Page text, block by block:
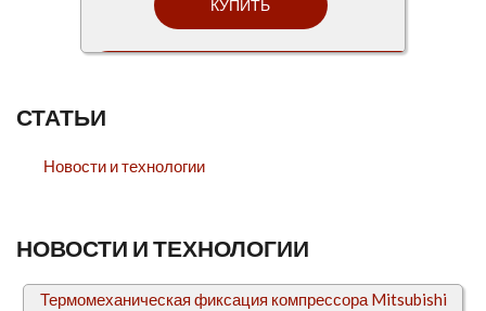
СТАТЬИ
Новости и технологии
НОВОСТИ И ТЕХНОЛОГИИ
Термомеханическая фиксация компрессора Mitsubishi